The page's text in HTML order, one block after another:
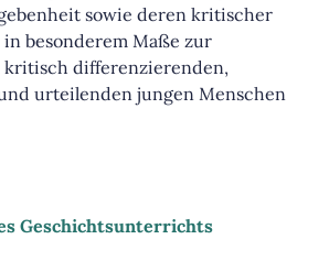
sowie deren kritischer
in besonderem Maße zur
kritisch differenzierenden,
urteilenden jungen Menschen
Geschichtsunterrichts